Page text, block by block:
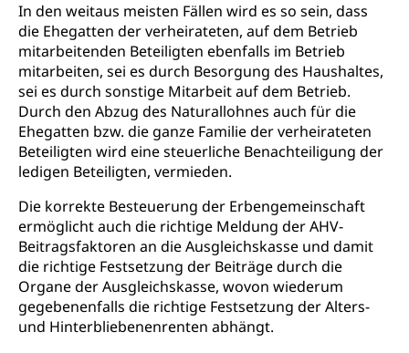
In den weitaus meisten Fällen wird es so sein, dass
die Ehegatten der verheirateten, auf dem Betrieb
mitarbeitenden Beteiligten ebenfalls im Betrieb
mitarbeiten, sei es durch Besorgung des Haushaltes,
sei es durch sonstige Mitarbeit auf dem Betrieb.
Durch den Abzug des Naturallohnes auch für die
Ehegatten bzw. die ganze Familie der verheirateten
Beteiligten wird eine steuerliche Benachteiligung der
ledigen Beteiligten, vermieden.
Die korrekte Besteuerung der Erbengemeinschaft
ermöglicht auch die richtige Meldung der AHV-
Beitragsfaktoren an die Ausgleichskasse und damit
die richtige Festsetzung der Beiträge durch die
Organe der Ausgleichskasse, wovon wiederum
gegebenenfalls die richtige Festsetzung der Alters-
und Hinterbliebenenrenten abhängt.
Altersrente, Invalidenrente, Witwenrente,
Sozialversicherung, Vorsorgeeinrichtung,
Pensionskasse, erste Säule, zweite Säule, dritte
Säule, Hilflosenentschädigung,
Ergänzungsleistungen, Altersvorsorge,
Todesfallversicherung
Hilfslosenentschädigung (WAS Luzern)
AHV-Hinterlassenenrente (WAS Luzern)
AHV-Beiträge (WAS Luzern)
Informationsstelle AHV/IV
Ergänzungsleistungen (EL) (WAS Luzern)
AHV-Altersrente (WAS Luzern)
IV-Leistungen (WAS Luzern)
Behinderung
Körperbehinderung, körperliche Behinderung,
Erwerbsunfähigkeit, Behinderte
Inklusion im Sport
Menschen mit Behinderungen
Kultur und Medien
Archive und Bibliotheken